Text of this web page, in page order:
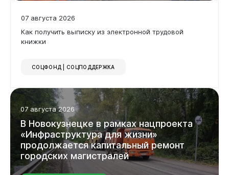
07 августа 2026
Как получить выписку из электронной трудовой
книжки
СОЦФОНД | СОЦПОДДЕРЖКА
07 августа 2026
В Новокузнецке в рамках нацпроекта
«Инфраструктура для жизни»
продолжается капитальный ремонт
городских магистралей